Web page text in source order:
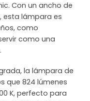
Con un ancho de
esta lámpara es
como
como una
la lámpara de
que 824 lúmenes
K, perfecto para